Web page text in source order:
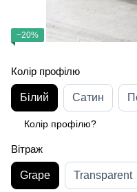
−20%
Колір профілю
Білий Сатин
Колір профілю?
Вітраж
Grape Transparent